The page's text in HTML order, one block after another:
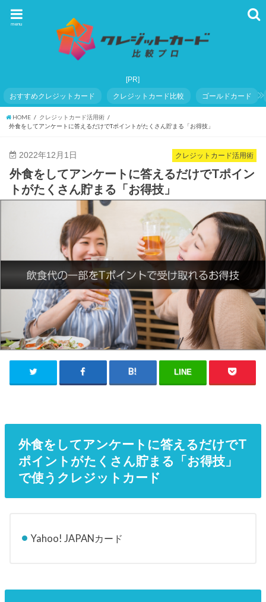
menu
おすすめクレジットカード クレジットカード比較 ゴールドカード
HOME
クレジットカード活用術
外食をしてアンケートに答えるだけでTポイントがたくさん貯まる「お得技」
クレジットカード活用術
2022年12月1日
外食をしてアンケートに答えるだけでTポイン
トがたくさん貯まる「お得技」
LINE
外食をしてアンケートに答えるだけでT
ポイントがたくさん貯まる「お得技」
で使うクレジットカード
Yahoo! JAPANカード